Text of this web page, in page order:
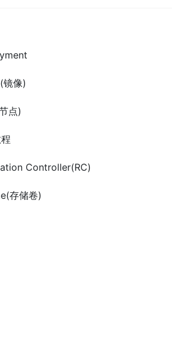
像)
点)
Controller(RC)
存储卷)